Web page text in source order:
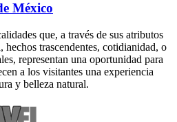
México
que, a través de sus atributos
trascendentes, cotidianidad, o
representan una oportunidad para
a los visitantes una experiencia
y belleza natural.